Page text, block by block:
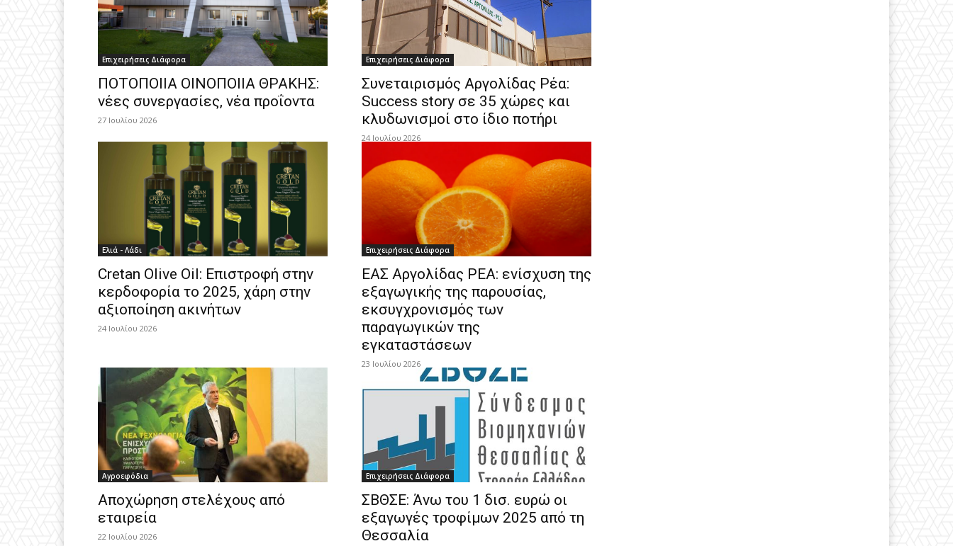
Επιχειρήσεις Διάφορα
ΠΟΤΟΠΟΙΙΑ ΟΙΝΟΠΟΙΙΑ ΘΡΑΚΗΣ:
νέες συνεργασίες, νέα προΐοντα
27 Ιουλίου 2026
Επιχειρήσεις Διάφορα
Συνεταιρισμός Αργολίδας Ρέα:
Success story σε 35 χώρες και
κλυδωνισμοί στο ίδιο ποτήρι
24 Ιουλίου 2026
Ελιά - Λάδι
Cretan Olive Oil: Επιστροφή στην
κερδοφορία το 2025, χάρη στην
αξιοποίηση ακινήτων
24 Ιουλίου 2026
Επιχειρήσεις Διάφορα
ΕΑΣ Αργολίδας ΡΕΑ: ενίσχυση της
εξαγωγικής της παρουσίας,
εκσυγχρονισμός των
παραγωγικών της
εγκαταστάσεων
23 Ιουλίου 2026
Αγροεφόδια
Αποχώρηση στελέχους από
εταιρεία
22 Ιουλίου 2026
Επιχειρήσεις Διάφορα
ΣΒΘΣΕ: Άνω του 1 δισ. ευρώ οι
εξαγωγές τροφίμων 2025 από τη
Θεσσαλία